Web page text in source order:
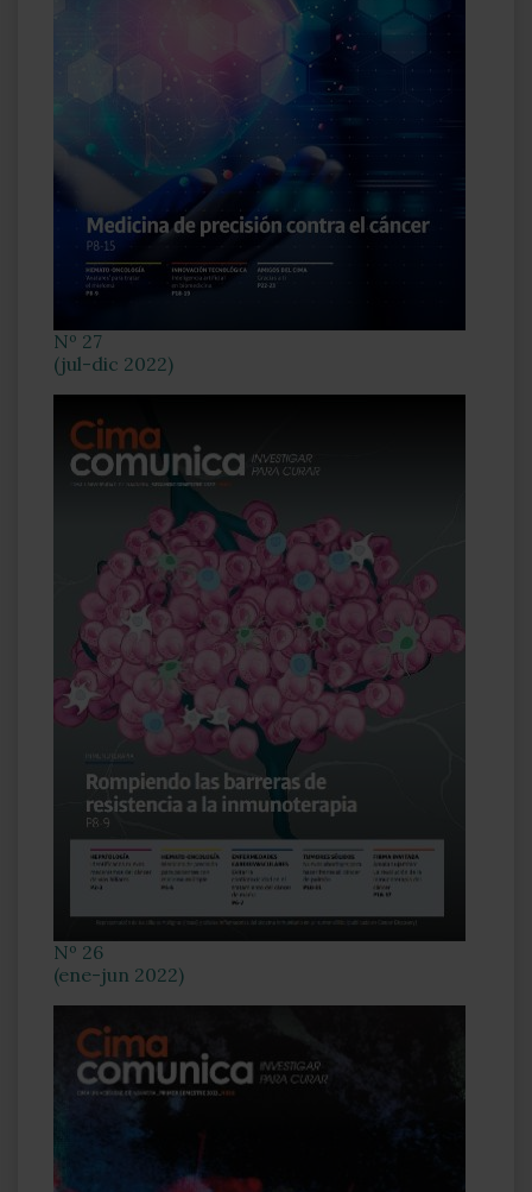
Nº 27
(jul-dic 2022)
Nº 26
(ene-jun 2022)